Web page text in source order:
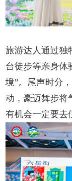
旅游达人通过独
台徒步等亲身体
境”。尾声时分
动，豪迈舞步将
有机会一定要去